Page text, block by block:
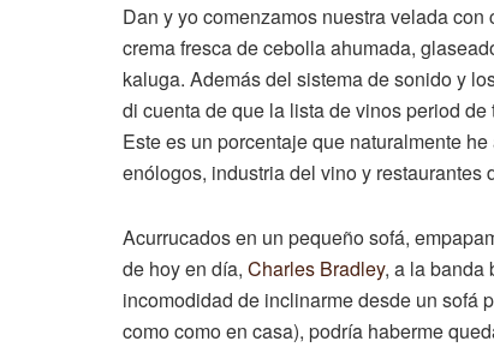
Dan y yo comenzamos nuestra velada
crema fresca de cebolla ahumada,
kaluga. Además del sistema de sonido y
di cuenta de que la lista de vinos period
Este es un porcentaje que naturalmente
enólogos, industria del vino y restaurantes
Acurrucados en un pequeño sofá,
de hoy en día, Charles Bradley, a la banda
incomodidad de inclinarme desde un sofá
como como en casa), podría haberme